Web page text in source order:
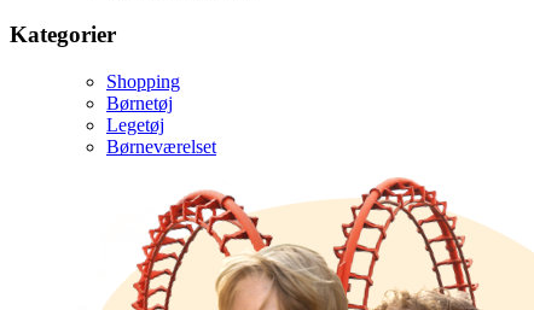
Kategorier
Shopping
Børnetøj
Legetøj
Børneværelset